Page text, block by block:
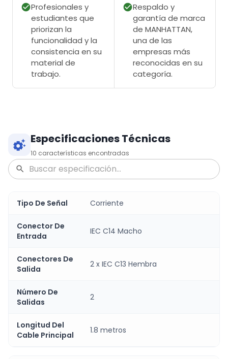
Profesionales y
estudiantes que
priorizan la
funcionalidad y la
consistencia en su
material de
trabajo.
Respaldo y
garantía de marca
de MANHATTAN,
una de las
empresas más
reconocidas en su
categoría.
Especificaciones Técnicas
10 características encontradas
Tipo De Señal Corriente
Conector De
Entrada
IEC C14 Macho
Conectores De
Salida
2 x IEC C13 Hembra
Número De
Salidas
2
Longitud Del
Cable Principal
1.8 metros